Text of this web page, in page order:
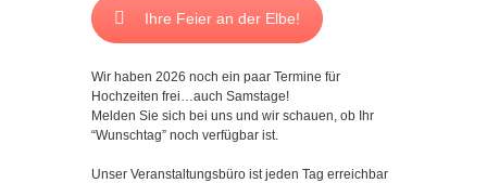
Ihre Feier an der Elbe!
Wir haben 2026 noch ein paar Termine für
Hochzeiten frei…auch Samstage!
Melden Sie sich bei uns und wir schauen, ob Ihr
“Wunschtag” noch verfügbar ist.
Unser Veranstaltungsbüro ist jeden Tag erreichbar